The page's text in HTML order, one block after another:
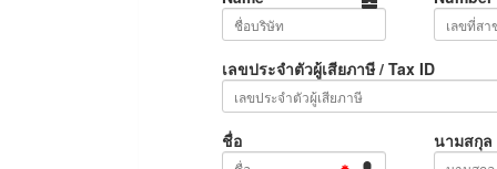
เลขประจำตัวผู้เสียภาษี / Tax ID
ชื่อ นามสกุล